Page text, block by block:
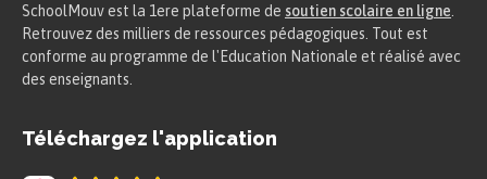
chimique :
les roches argileuses (constituées
les roches siliceuses (formées de
SchoolMouv est la 1ere plateforme de soutien scolaire en ligne
Retrouvez des milliers de ressources pédagogiques. Tout est
conforme au programme de l'Education Nationale et réalisé avec
des enseignants.
Téléchargez l'application